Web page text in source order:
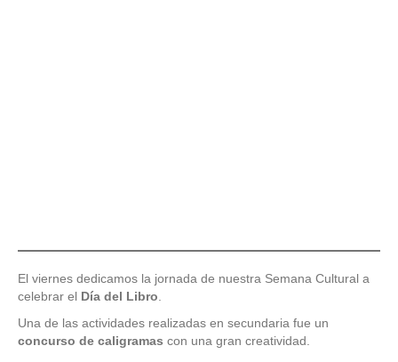
El viernes dedicamos la jornada de nuestra Semana Cultural a
celebrar el Día del Libro
Una de las actividades realizadas en secundaria fue un
concurso de caligramas con una gran creatividad.